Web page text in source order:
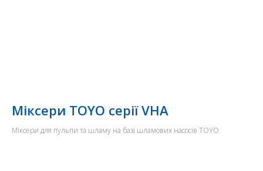
Міксери TOYO серії VHA
Міксери для пульпи та шламу на базі шламових насосів TOYO